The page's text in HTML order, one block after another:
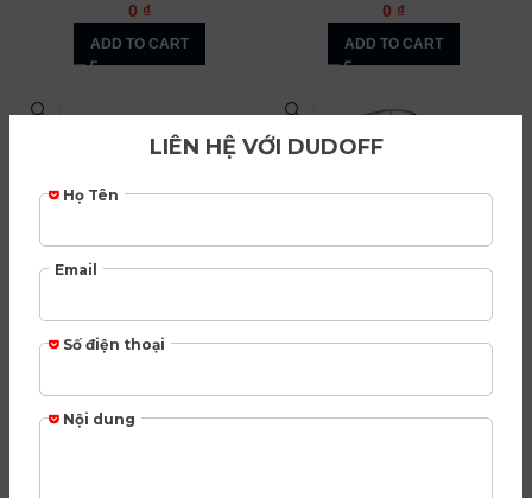
0 ₫
ADD TO CART
0 ₫
ADD TO CART
FS GNT P 2/3 (112.0393.431)
0₫
ADD TO CART
0₫